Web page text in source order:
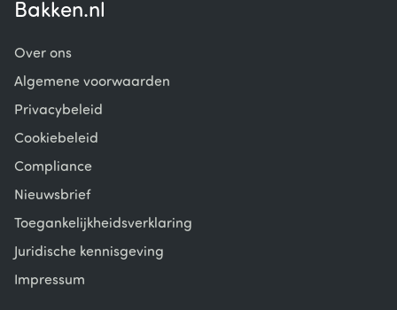
Bakken.nl
Over ons
Algemene voorwaarden
Privacybeleid
Cookiebeleid
Compliance
Nieuwsbrief
Toegankelijkheidsverklaring
Juridische kennisgeving
Impressum